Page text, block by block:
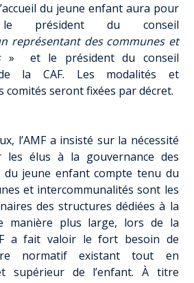
du jeune enfant aura pour
le président du conseil
représentant des communes et
» et le président du conseil
de la CAF. Les modalités et
comités seront fixées par décret.
l’AMF a insisté sur la nécessité
les élus à la gouvernance des
du jeune enfant compte tenu du
et intercommunalités sont les
des structures dédiées à la
manière plus large, lors de la
a fait valoir le fort besoin de
normatif existant tout en
supérieur de l’enfant. À titre